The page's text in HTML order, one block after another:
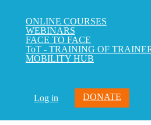
ONLINE COURSES
WEBINARS
FACE TO FACE
ToT - TRAINING OF
MOBILITY HUB
Log in DONATE